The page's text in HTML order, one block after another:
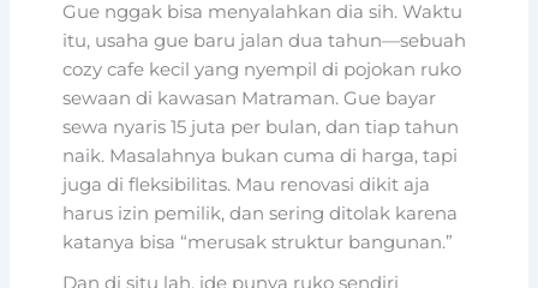
Gue nggak bisa menyalahkan dia sih. Waktu
itu, usaha gue baru jalan dua tahun—sebuah
cozy cafe kecil yang nyempil di pojokan ruko
sewaan di kawasan Matraman. Gue bayar
sewa nyaris 15 juta per bulan, dan tiap tahun
naik. Masalahnya bukan cuma di harga, tapi
juga di fleksibilitas. Mau renovasi dikit aja
harus izin pemilik, dan sering ditolak karena
katanya bisa “merusak struktur bangunan.”
Dan di situ lah, ide punya ruko sendiri